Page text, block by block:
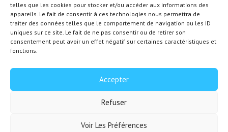
telles que les cookies pour stocker et/ou accéder aux informations des
appareils. Le fait de consentir à ces technologies nous permettra de
traiter des données telles que le comportement de navigation ou les ID
uniques sur ce site. Le fait de ne pas consentir ou de retirer son
consentement peut avoir un effet négatif sur certaines caractéristiques et
fonctions.
Accepter
Refuser
Voir Les Préférences
Contact
Politique de cookies (UE)
Copyright © 2026 Atmosphère Zen | Webdesign by